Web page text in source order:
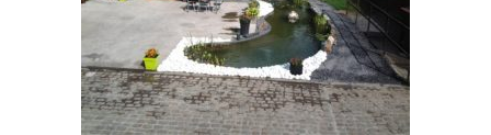
bassin